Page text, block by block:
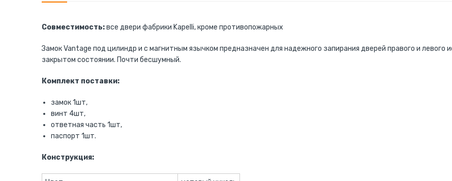
Совместимость:все двери фабрики Kapelli, кроме противопожарных
Замок Vantage под цилиндр и с магнитным язычком предназначен для надежного запирания дверей правого и
закрытом состоянии. Почти бесшумный.
Комплект поставки:
замок 1шт,
винт 4шт,
ответная часть 1шт,
паспорт 1шт.
Конструкция: